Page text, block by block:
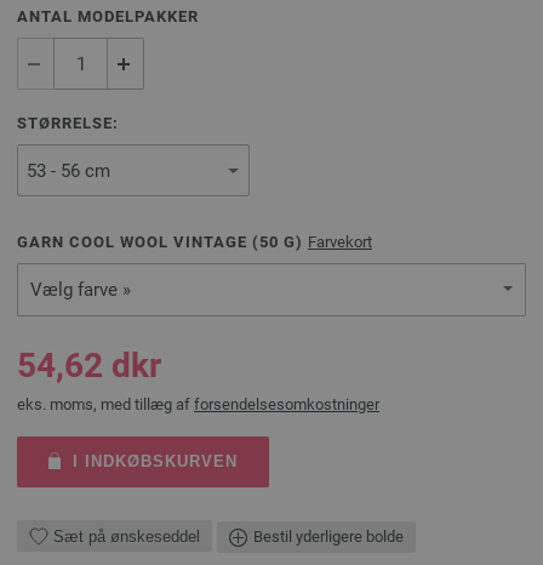
ANTAL MODELPAKKER
STØRRELSE:
GARN COOL WOOL VINTAGE ( 50 G) Farvekort
Vælg farve »
54,62 dkr
eks. moms, med tillæg af forsendelsesomkostninger
I INDKØBSKURVEN
Sæt på ønskeseddel Bestil yderligere bolde